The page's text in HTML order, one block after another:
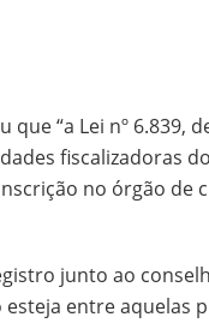
“a Lei nº 6.839,
fiscalizadoras
no órgão de
junto ao
entre aquelas